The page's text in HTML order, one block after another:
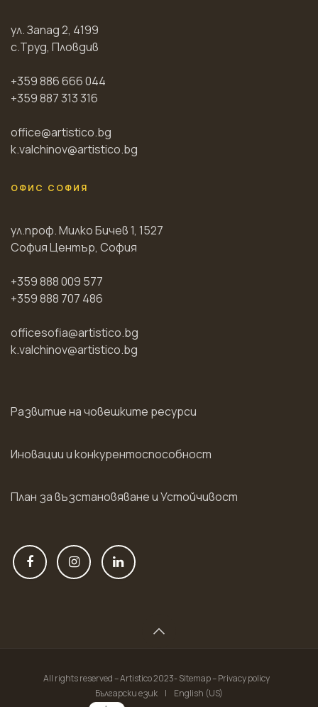
ул. Запад 2, 4199
с.Труд, Пловдив
+359 886 666 044
+359 887 313 316
office@artistico.bg
k.valchinov@artistico.bg
ОФИС СОФИЯ
ул.проф. Милко Бичев 1, 1527
София Център, София
+359 888 009 577
+359 888 707 486
officesofia@artistico.bg
k.valchinov@artistico.bg
Развитие на човешките ресурси
Иновации и конкурентоспособност
План за възстановяване и Устойчивост
All rights reserved – Artistico 2023- Sitemap – Privacy policy
Български език
|
English (US)